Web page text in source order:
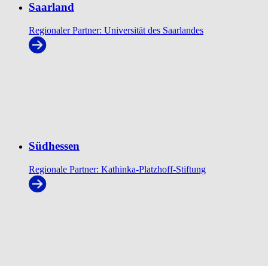
Saarland
Regionaler Partner: Universität des Saarlandes
Südhessen
Regionale Partner: Kathinka-Platzhoff-Stiftung